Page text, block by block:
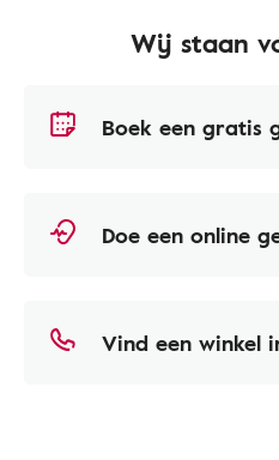
Wij staan
Boek een gratis
Doe een online
Vind een winkel